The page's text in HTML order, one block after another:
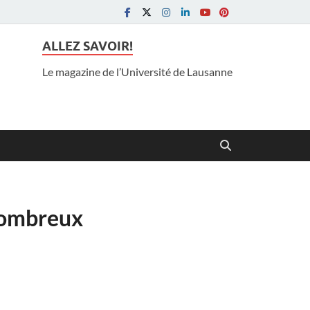
ALLEZ SAVOIR!
Le magazine de l’Université de Lausanne